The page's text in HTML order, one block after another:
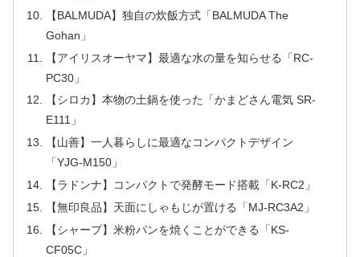
【BALMUDA】独自の炊飯方式「BALMUDA The
Gohan」
【アイリスオーヤマ】最適な水の量を知らせる「RC-
PC30」
【シロカ】本物の土鍋を使った「かまどさん電気 SR-
E111」
【山善】一人暮らしに最適なコンパクトデザイン
「YJG-M150」
【ラドンナ】コンパクトで発酵モード搭載「K-RC2」
【無印良品】天面にしゃもじが置ける「MJ-RC3A2」
【シャープ】米粉パンを焼くことができる「KS-
CF05C」